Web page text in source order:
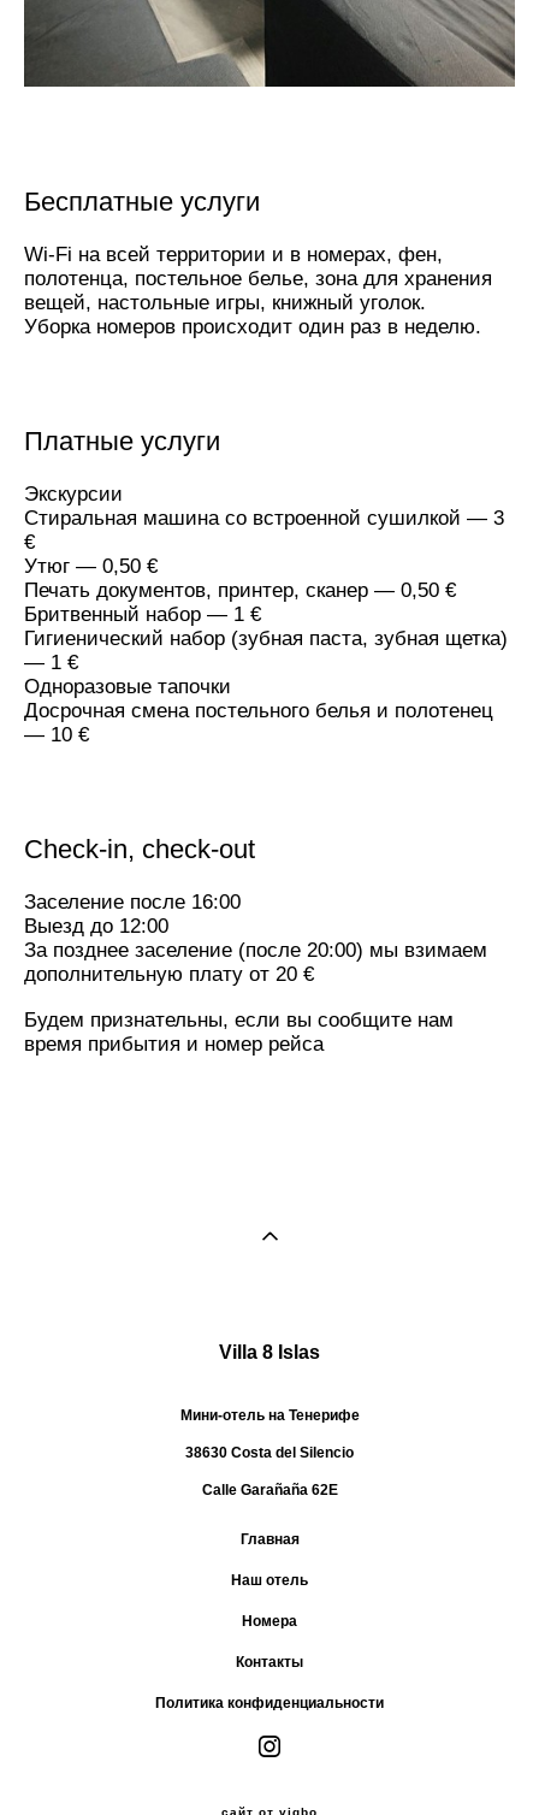
Бесплатные услуги
Wi-Fi на всей территории и в номерах, фен,
полотенца, постельное белье, зона для хранения
вещей, настольные игры, книжный уголок.
Уборка номеров происходит один раз в неделю.
Платные услуги
Экскурсии
Стиральная машина со встроенной сушилкой — 3
€
Утюг — 0,50 €
Печать документов, принтер, сканер — 0,50 €
Бритвенный набор — 1 €
Гигиенический набор (зубная паста, зубная щетка)
— 1 €
Одноразовые тапочки
Досрочная смена постельного белья и полотенец
— 10 €
Check-in, check-out
Заселение после 16:00
Выезд до 12:00
За позднее заселение (после 20:00) мы взимаем
дополнительную плату от 20 €
Будем признательны, если вы сообщите нам
время прибытия и номер рейса
Villa 8 Islas
Мини-отель на Тенерифе
38630 Costa del Silencio
Calle Garañaña 62E
Главная
Наш отель
Номера
Контакты
Политика конфиденциальности
сайт от vigbo